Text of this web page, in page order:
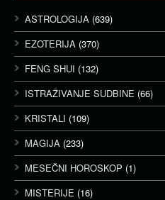
ASTROLOGIJA (639)
EZOTERIJA (370)
FENG SHUI (132)
ISTRAŽIVANJE SUDBINE (66)
KRISTALI (109)
MAGIJA (233)
MESEČNI HOROSKOP (1)
MISTERIJE (16)